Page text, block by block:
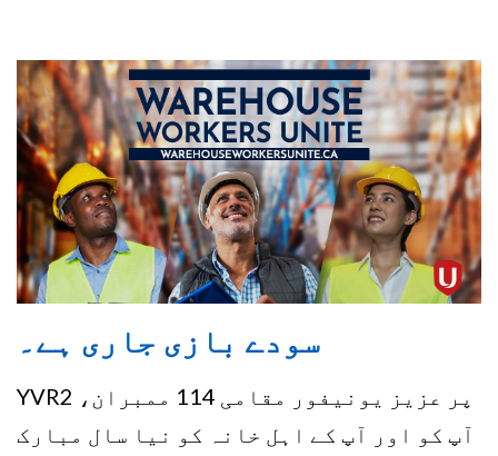
سودے بازی جاری ہے۔
YVR2 پر عزیز یونیفور مقامی 114 ممبران،
آپ کو اور آپ کے اہل خانہ کو نیا سال مبارک